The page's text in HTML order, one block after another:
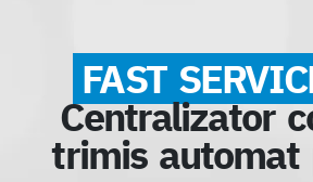
FAST
Centralizator
trimis automat